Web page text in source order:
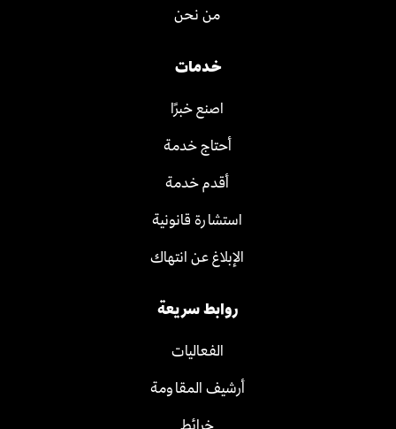
من نحن
خدمات
اصنع خبرًا
أحتاج خدمة
أقدم خدمة
استشارة قانونية
الإبلاغ عن انتهاك
روابط سريعة
الفعاليات
أرشيف المقاومة